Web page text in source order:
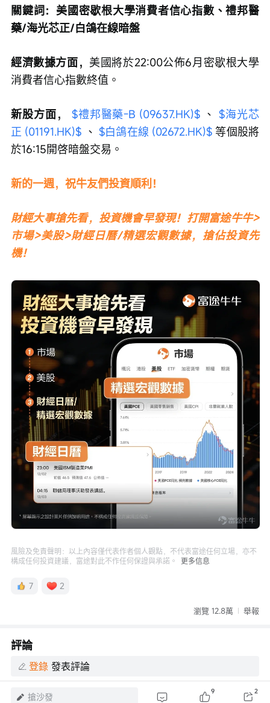
關鍵詞：美國密歇根大學消費者信心指數、禮邦醫
藥/海光芯正/白鴿在線暗盤
經濟數據方面， 美國將於22:00公佈6月密歇根大學
消費者信心指數終值。
新股方面， $禮邦醫藥-B (09637.HK)$ 、 $海光芯
正 (01191.HK)$ 、 $白鴿在線 (02672.HK)$ 等個股將
於16:15開啓暗盤交易。
新的一週，祝牛友們投資順利！
財經大事搶先看，投資機會早發現！打開富途牛牛>
市場>美股>財經日曆/精選宏觀數據，搶佔投資先
機！
風險及免責聲明：以上內容僅代表作者個人觀點，不代表富途任何立場，亦不
構成任何投資建議，富途對此不作任何保證與承諾。
更多信息
7 2
瀏覽 12.8萬 舉報
評論
登錄 發表評論
搶沙發 9 2